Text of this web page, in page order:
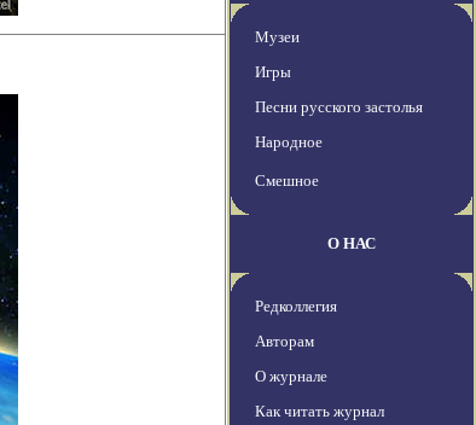
Музеи
Игры
Песни русского застолья
Народное
Смешное
О НАС
Редколлегия
Авторам
О журнале
Как читать журнал